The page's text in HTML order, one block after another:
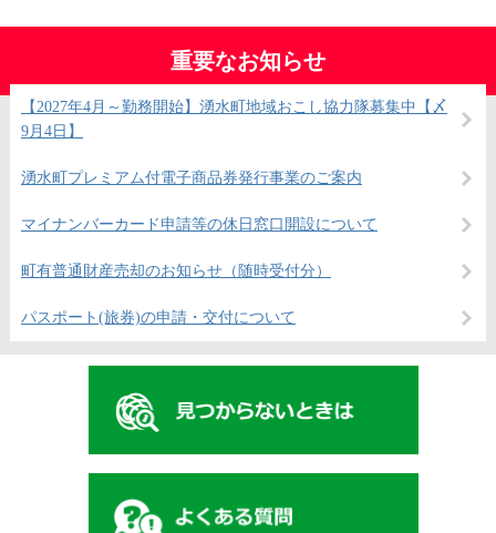
重要なお知らせ
【2027年4月～勤務開始】湧水町地域おこし協力隊募集中【〆
9月4日】
湧水町プレミアム付電子商品券発行事業のご案内
マイナンバーカード申請等の休日窓口開設について
町有普通財産売却のお知らせ（随時受付分）
パスポート(旅券)の申請・交付について